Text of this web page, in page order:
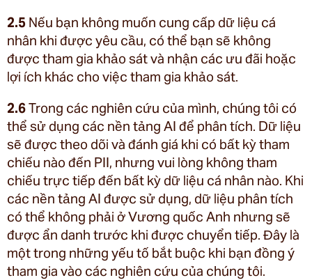
2.5 Nếu bạn không muốn cung cấp dữ liệu cá
nhân khi được yêu cầu, có thể bạn sẽ không
được tham gia khảo sát và nhận các ưu đãi hoặc
lợi ích khác cho việc tham gia khảo sát.
2.6Trong các nghiên cứu của mình, chúng tôi có
thể sử dụng các nền tảng AI để phân tích. Dữ liệu
sẽ được theo dõi và đánh giá khi có bất kỳ tham
chiếu nào đến PII, nhưng vui lòng không tham
chiếu trực tiếp đến bất kỳ dữ liệu cá nhân nào. Khi
các nền tảng AI được sử dụng, dữ liệu phân tích
có thể không phải ở Vương quốc Anh nhưng sẽ
được ẩn danh trước khi được chuyển tiếp. Đây là
một trong những yếu tố bắt buộc khi bạn đồng ý
tham gia vào các nghiên cứu của chúng tôi.